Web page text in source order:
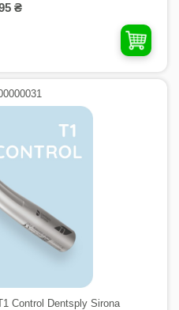
₴
Control Dentsply Sirona